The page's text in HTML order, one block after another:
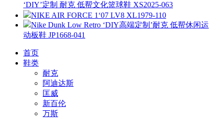
‘DIY’定制 耐克 低帮文化篮球鞋 XS2025-063
NIKE AIR FORCE 1‘07 LV8 XL1979-110
Nike Dunk Low Retro ‘DIY高端定制’耐克 低帮休闲运
动板鞋 JP1668-041
首页
鞋类
耐克
阿迪达斯
匡威
新百伦
万斯